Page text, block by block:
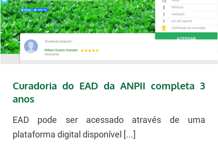
Curadoria do EAD da ANPII completa 3
anos
EAD pode ser acessado através de uma
plataforma digital disponível [...]